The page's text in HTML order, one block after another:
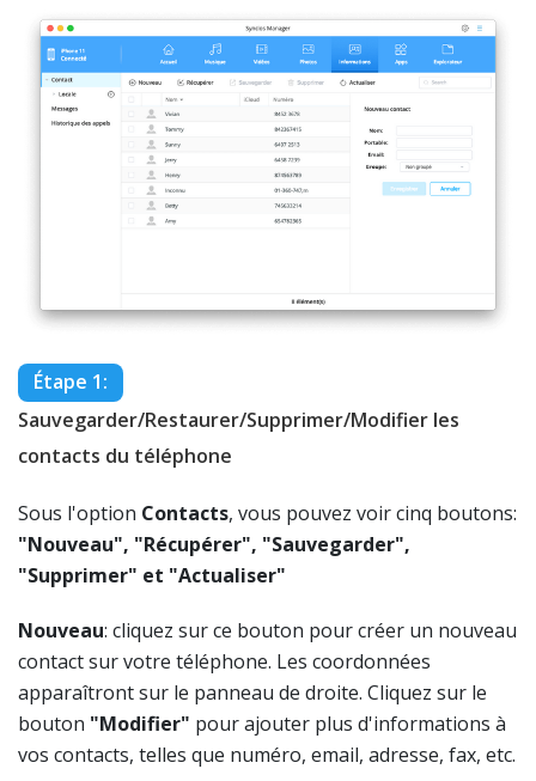
Étape 1:
Sauvegarder/Restaurer/Supprimer/Modifier les
contacts du téléphone
Sous l'option Contacts, vous pouvez voir cinq boutons:
"Nouveau", "Récupérer", "Sauvegarder",
"Supprimer" et "Actualiser"
Nouveau: cliquez sur ce bouton pour créer un nouveau
contact sur votre téléphone. Les coordonnées
apparaîtront sur le panneau de droite. Cliquez sur le
bouton "Modifier" pour ajouter plus d'informations à
vos contacts, telles que numéro, email, adresse, fax, etc.